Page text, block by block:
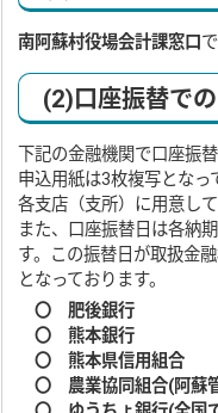
南阿蘇村役場会計課窓口
(2)口座振替で
下記の金融機関で口座振
申込用紙は3枚複写となっ
各支店（支所）に用意して
また、口座振替日は各納
す。この振替日が取扱金
となっております。
〇 肥後銀行
〇 熊本銀行
〇 熊本県信用組合
〇 農業協同組合(阿蘇